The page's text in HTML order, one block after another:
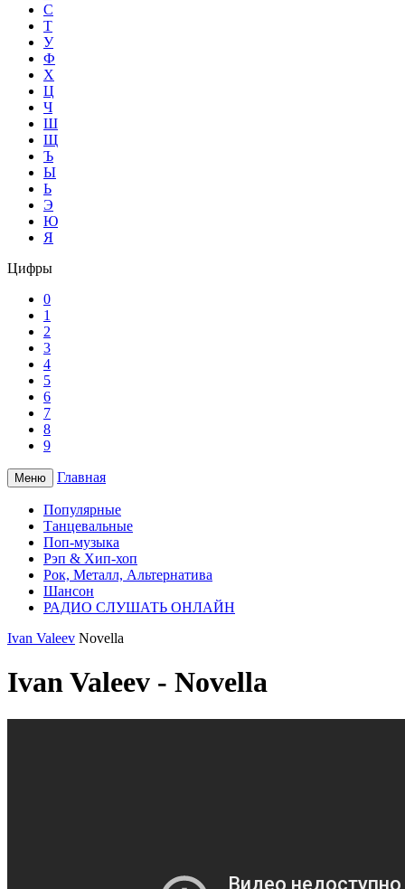
С
Т
У
Ф
Х
Ц
Ч
Ш
Щ
Ъ
Ы
Ь
Э
Ю
Я
Цифры
0
1
2
3
4
5
6
7
8
9
Меню Главная
Популярные
Танцевальные
Поп-музыка
Рэп & Хип-хоп
Рок, Металл, Альтернатива
Шансон
РАДИО СЛУШАТЬ ОНЛАЙН
Ivan Valeev Novella
Ivan Valeev - Novella